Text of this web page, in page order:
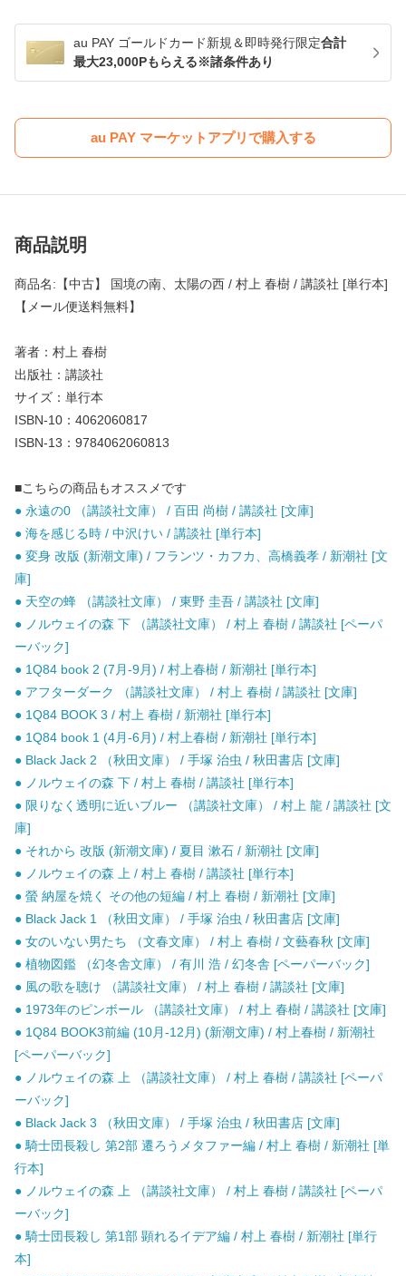
au PAY ゴールドカード新規＆即時発行限定合計
最大23,000Pもらえる※諸条件あり
au PAY マーケットアプリで購入する
商品説明
商品名:【中古】 国境の南、太陽の西 / 村上 春樹 / 講談社 [単行本]
【メール便送料無料】
著者：村上 春樹
出版社：講談社
サイズ：単行本
ISBN-10：4062060817
ISBN-13：9784062060813
■こちらの商品もオススメです
● 永遠の0 （講談社文庫） / 百田 尚樹 / 講談社 [文庫]
● 海を感じる時 / 中沢けい / 講談社 [単行本]
● 変身 改版 (新潮文庫) / フランツ・カフカ、高橋義孝 / 新潮社 [文
庫]
● 天空の蜂 （講談社文庫） / 東野 圭吾 / 講談社 [文庫]
● ノルウェイの森 下 （講談社文庫） / 村上 春樹 / 講談社 [ペーパ
ーバック]
● 1Q84 book 2 (7月-9月) / 村上春樹 / 新潮社 [単行本]
● アフターダーク （講談社文庫） / 村上 春樹 / 講談社 [文庫]
● 1Q84 BOOK 3 / 村上 春樹 / 新潮社 [単行本]
● 1Q84 book 1 (4月-6月) / 村上春樹 / 新潮社 [単行本]
● Black Jack 2 （秋田文庫） / 手塚 治虫 / 秋田書店 [文庫]
● ノルウェイの森 下 / 村上 春樹 / 講談社 [単行本]
● 限りなく透明に近いブルー （講談社文庫） / 村上 龍 / 講談社 [文
庫]
● それから 改版 (新潮文庫) / 夏目 漱石 / 新潮社 [文庫]
● ノルウェイの森 上 / 村上 春樹 / 講談社 [単行本]
● 螢 納屋を焼く その他の短編 / 村上 春樹 / 新潮社 [文庫]
● Black Jack 1 （秋田文庫） / 手塚 治虫 / 秋田書店 [文庫]
● 女のいない男たち （文春文庫） / 村上 春樹 / 文藝春秋 [文庫]
● 植物図鑑 （幻冬舎文庫） / 有川 浩 / 幻冬舎 [ペーパーバック]
● 風の歌を聴け （講談社文庫） / 村上 春樹 / 講談社 [文庫]
● 1973年のピンボール （講談社文庫） / 村上 春樹 / 講談社 [文庫]
● 1Q84 BOOK3前編 (10月-12月) (新潮文庫) / 村上春樹 / 新潮社
[ペーパーバック]
● ノルウェイの森 上 （講談社文庫） / 村上 春樹 / 講談社 [ペーパ
ーバック]
● Black Jack 3 （秋田文庫） / 手塚 治虫 / 秋田書店 [文庫]
● 騎士団長殺し 第2部 遷ろうメタファー編 / 村上 春樹 / 新潮社 [単
行本]
● ノルウェイの森 上 （講談社文庫） / 村上 春樹 / 講談社 [ペーパ
ーバック]
● 騎士団長殺し 第1部 顕れるイデア編 / 村上 春樹 / 新潮社 [単行
本]